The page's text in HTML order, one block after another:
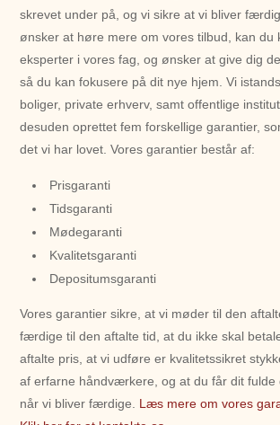
skrevet under på, og vi sikre at vi bliver
ønsker at høre mere om vores tilbud, kan du
eksperter i vores fag, og ønsker at give dig
så du kan fokusere på dit nye hjem. Vi
boliger, private erhverv, samt offentlige
desuden oprettet fem forskellige garantier,
det vi har lovet. Vores garantier består af:
Prisgaranti
Tidsgaranti
Mødegaranti
Kvalitetsgaranti
Depositumsgaranti
Vores garantier sikre, at vi møder til den
færdige til den aftalte tid, at du ikke skal
aftalte pris, at vi udføre er kvalitetssikret
af erfarne håndværkere, og at du får dit fulde
når vi bliver færdige. Læs mere om vores